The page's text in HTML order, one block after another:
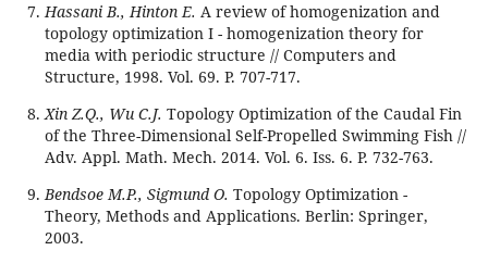
Hassani B., Hinton E. A review of homogenization and
topology optimization I - homogenization theory for
media with periodic structure // Computers and
Structure, 1998. Vol. 69. P. 707-717.
Xin Z.Q., Wu C.J. Topology Optimization of the Caudal Fin
of the Three-Dimensional Self-Propelled Swimming Fish //
Adv. Appl. Math. Mech. 2014. Vol. 6. Iss. 6. P. 732-763.
Bendsoe M.P., Sigmund O. Topology Optimization -
Theory, Methods and Applications. Berlin: Springer,
2003.